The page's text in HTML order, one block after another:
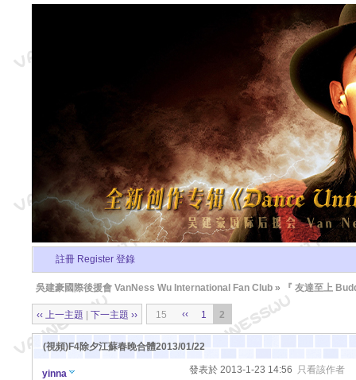
註冊 Register 登錄
吳建豪國際後援會 VanNess Wu International Fan Club » 『 友達至上
‹‹ 上一主題 下一主題 ›› 15 ‹‹ 1 2
(視頻)F4除夕江蘇春晚合體2013/01/22
yinna
發表於 2013-1-23 14:56 只看該作者